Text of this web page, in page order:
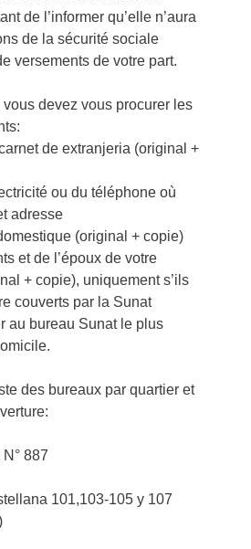
de l’informer qu’elle n’aura
de la sécurité sociale
versements de votre part.
vous devez vous procurer les
de extranjeria (original +
ou du téléphone où
adresse
(original + copie)
et de l’époux de votre
+ copie), uniquement s’ils
couverts par la Sunat
au bureau Sunat le plus
des bureaux par quartier et
887
101,103-105 y 107